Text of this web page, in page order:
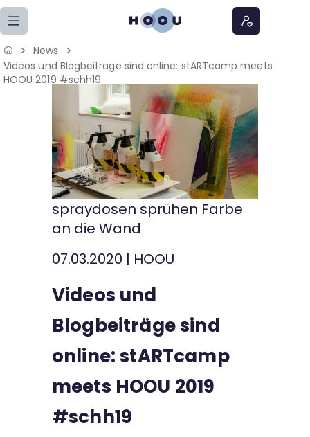
Zum Seiteninhalt springen
Home
Lernangebote
Podcasts
Meine Lernangebote
News
Veranstaltungen
Über uns
Kontakt
News
Videos und Blogbeiträge sind online: stARTcamp meets
HOOU 2019 #schh19
spraydosen sprühen Farbe
an die Wand
07.03.2020 | HOOU
Videos und
Blogbeiträge sind
online: stARTcamp
meets HOOU 2019
#schh19